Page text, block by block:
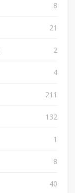
8
21
2
4
211
132
1
8
40